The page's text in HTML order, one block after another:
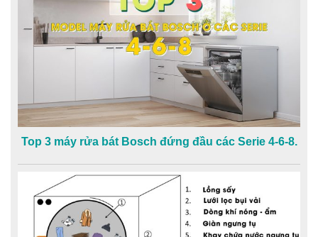
Top 3 máy rửa bát Bosch đứng đầu các Serie 4-6-8.